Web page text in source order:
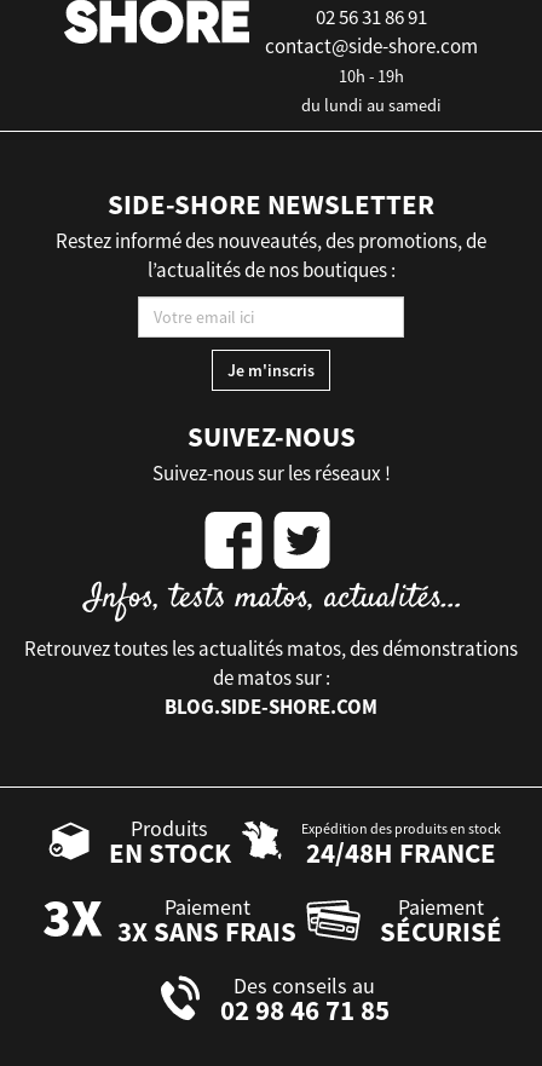
02 56 31 86 91
contact@side-shore.com
10h - 19h
du lundi au samedi
SIDE-SHORE NEWSLETTER
Restez informé des nouveautés, des promotions, de
l’actualités de nos boutiques :
SUIVEZ-NOUS
Suivez-nous sur les réseaux !
Retrouvez toutes les actualités matos, des démonstrations
de matos sur :
BLOG.SIDE-SHORE.COM
Produits
EN STOCK
Expédition des produits en stock
24/48H FRANCE
Paiement
3X SANS FRAIS
Paiement
SÉCURISÉ
Des conseils au
02 98 46 71 85